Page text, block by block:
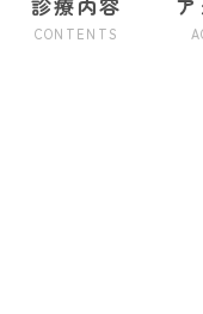
CONTENTS